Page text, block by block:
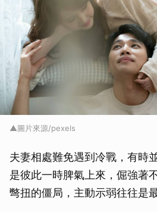
▲圖片來源/pexels
夫妻相處難免遇到冷戰，有時
是彼此一時脾氣上來，倔強著
彆扭的僵局，主動示弱往往是